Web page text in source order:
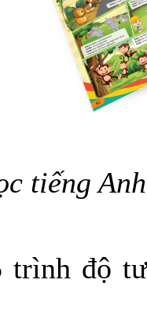
tiếng
trình độ